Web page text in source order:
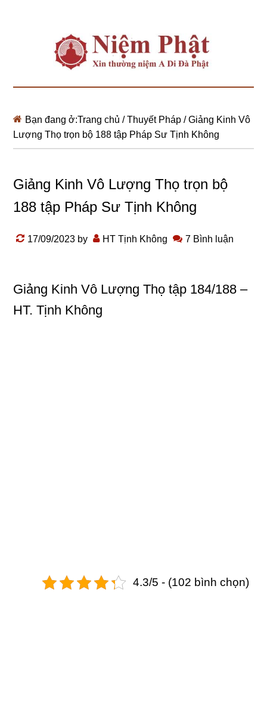
Bạn đang ở:Trang chủ / Thuyết Pháp /Giảng Kinh Vô
Lượng Thọ trọn bộ 188 tập Pháp Sư Tịnh Không
Giảng Kinh Vô Lượng Thọ trọn bộ
188 tập Pháp Sư Tịnh Không
17/09/2023 by HT Tịnh Không 7 Bình luận
Giảng Kinh Vô Lượng Thọ tập 184/188 –
HT. Tịnh Không
4.3/5 - (102 bình chọn)